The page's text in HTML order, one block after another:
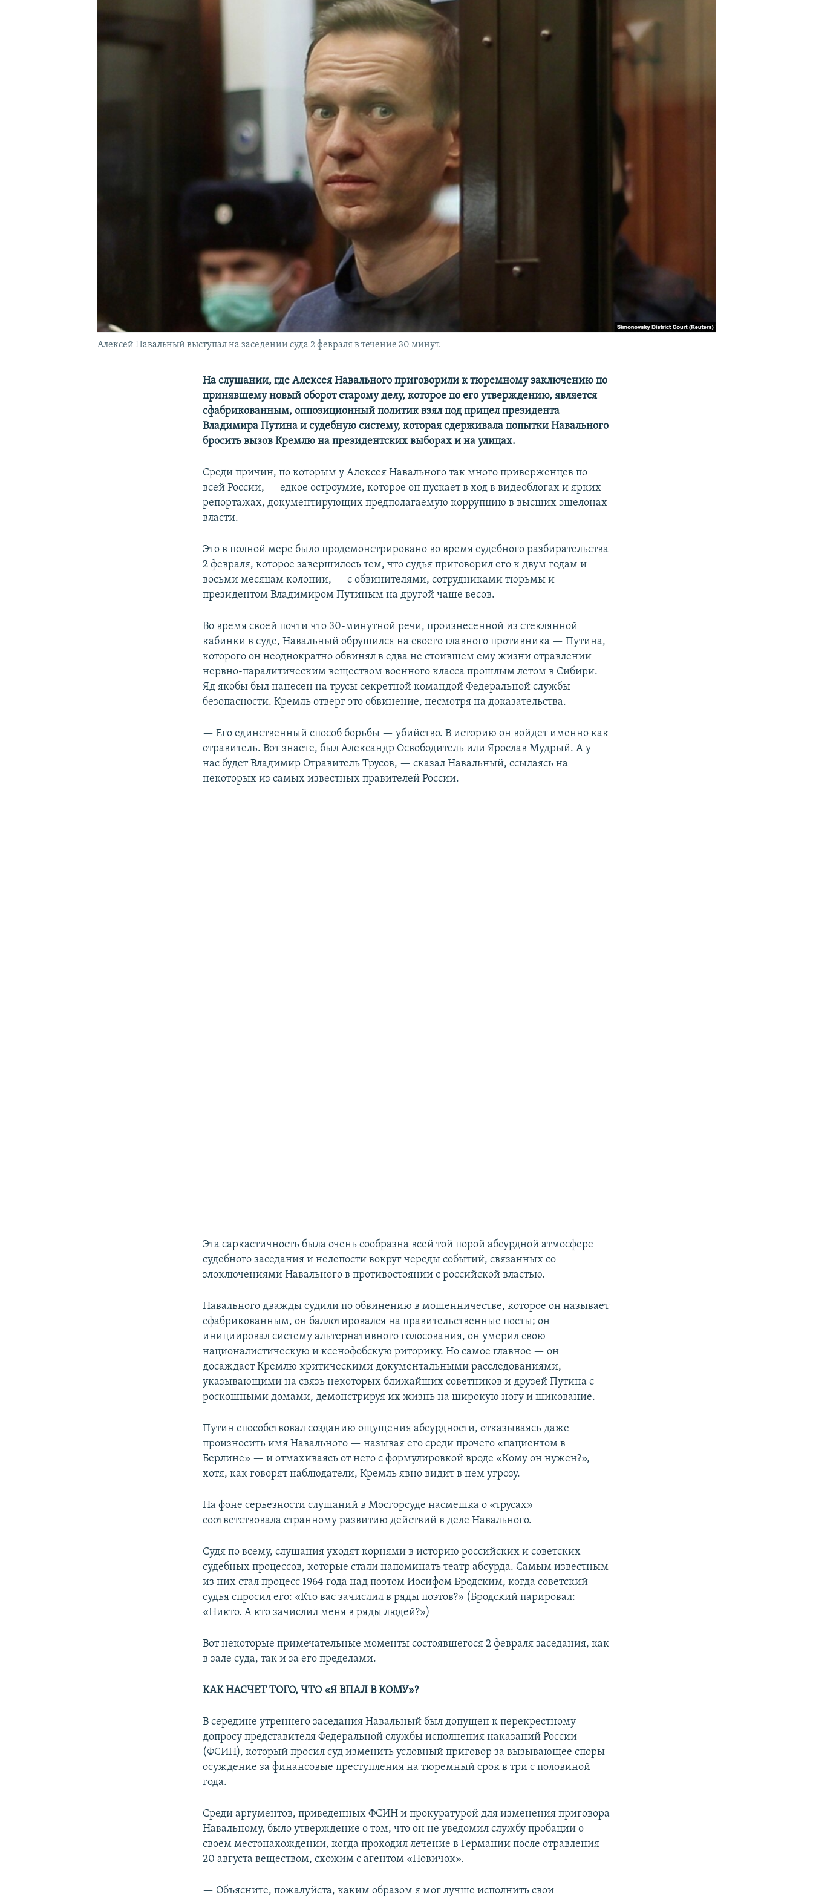
Алексей Навальный выступал на заседении суда 2 февраля в течение 30 минут.
На слушании, где Алексея Навального приговорили к тюремному заключению по
принявшему новый оборот старому делу, которое по его утверждению, является
сфабрикованным, оппозиционный политик взял под прицел президента
Владимира Путина и судебную систему, которая сдерживала попытки Навального
бросить вызов Кремлю на президентских выборах и на улицах.
Среди причин, по которым у Алексея Навального так много приверженцев по
всей России, — едкое остроумие, которое он пускает в ход в видеоблогах и ярких
репортажах, документирующих предполагаемую коррупцию в высших эшелонах
власти.
Это в полной мере было продемонстрировано во время судебного разбирательства
2 февраля, которое завершилось тем, что судья приговорил его к двум годам и
восьми месяцам колонии, — с обвинителями, сотрудниками тюрьмы и
президентом Владимиром Путиным на другой чаше весов.
Во время своей почти что 30-минутной речи, произнесенной из стеклянной
кабинки в суде, Навальный обрушился на своего главного противника — Путина,
которого он неоднократно обвинял в едва не стоившем ему жизни отравлении
нервно-паралитическим веществом военного класса прошлым летом в Сибири.
Яд якобы был нанесен на трусы секретной командой Федеральной службы
безопасности. Кремль отверг это обвинение, несмотря на доказательства.
— Его единственный способ борьбы — убийство. В историю он войдет именно как
отравитель. Вот знаете, был Александр Освободитель или Ярослав Мудрый. А у
нас будет Владимир Отравитель Трусов, — сказал Навальный, ссылаясь на
некоторых из самых известных правителей России.
Эта саркастичность была очень сообразна всей той порой абсурдной атмосфере
судебного заседания и нелепости вокруг череды событий, связанных со
злоключениями Навального в противостоянии с российской властью.
Навального дважды судили по обвинению в мошенничестве, которое он называет
сфабрикованным, он баллотировался на правительственные посты; он
инициировал систему альтернативного голосования, он умерил свою
националистическую и ксенофобскую риторику. Но самое главное — он
досаждает Кремлю критическими документальными расследованиями,
указывающими на связь некоторых ближайших советников и друзей Путина с
роскошными домами, демонстрируя их жизнь на широкую ногу и шикование.
Путин способствовал созданию ощущения абсурдности, отказываясь даже
произносить имя Навального — называя его среди прочего «пациентом в
Берлине» — и отмахиваясь от него с формулировкой вроде «Кому он нужен?»,
хотя, как говорят наблюдатели, Кремль явно видит в нем угрозу.
На фоне серьезности слушаний в Мосгорсуде насмешка о «трусах»
соответствовала странному развитию действий в деле Навального.
Судя по всему, слушания уходят корнями в историю российских и советских
судебных процессов, которые стали напоминать театр абсурда. Самым известным
из них стал процесс 1964 года над поэтом Иосифом Бродским, когда советский
судья спросил его: «Кто вас зачислил в ряды поэтов?» (Бродский парировал:
«Никто. А кто зачислил меня в ряды людей?»)
Вот некоторые примечательные моменты состоявшегося 2 февраля заседания, как
в зале суда, так и за его пределами.
КАК НАСЧЕТ ТОГО, ЧТО «Я ВПАЛ В КОМУ»?
В середине утреннего заседания Навальный был допущен к перекрестному
допросу представителя Федеральной службы исполнения наказаний России
(ФСИН), который просил суд изменить условный приговор за вызывающее споры
осуждение за финансовые преступления на тюремный срок в три с половиной
года.
Среди аргументов, приведенных ФСИН и прокуратурой для изменения приговора
Навальному, было утверждение о том, что он не уведомил службу пробации о
своем местонахождении, когда проходил лечение в Германии после отравления
20 августа веществом, схожим с агентом «Новичок».
— Объясните, пожалуйста, каким образом я мог лучше исполнить свои